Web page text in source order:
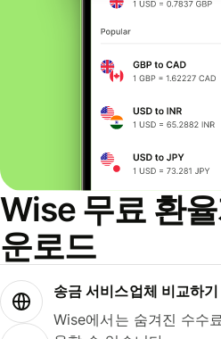
Wise 무료 환
운로드
송금 서비스업체 비교하기
Wise에서는 숨겨진 수수